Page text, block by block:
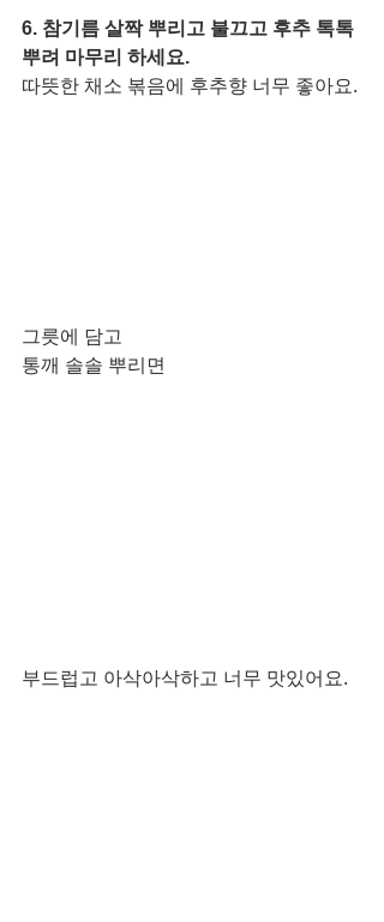
6. 참기름 살짝 뿌리고 불끄고 후추 톡톡
뿌려 마무리 하세요.
따뜻한 채소 볶음에 후추향 너무 좋아요.
그릇에 담고
통깨 솔솔 뿌리면
부드럽고 아삭아삭하고 너무 맛있어요.